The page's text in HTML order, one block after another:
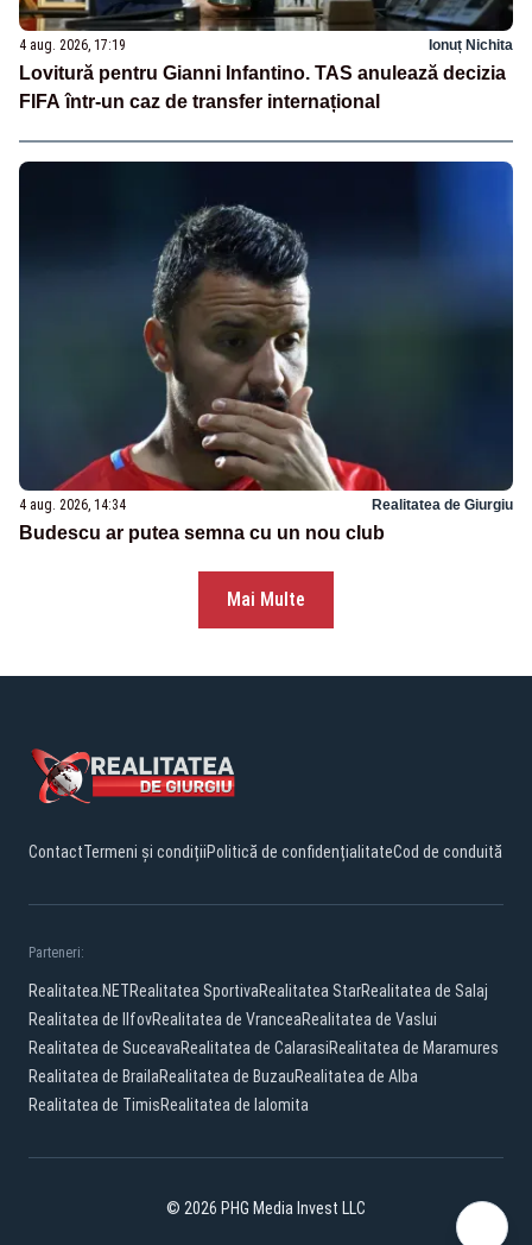
4 aug. 2026, 17:19 Ionuț Nichita
Lovitură pentru Gianni Infantino. TAS anulează decizia
FIFA într-un caz de transfer internațional
4 aug. 2026, 14:34 Realitatea de Giurgiu
Budescu ar putea semna cu un nou club
Mai Multe
ContactTermeni și condițiiPolitică de confidențialitateCod de conduită
Parteneri:
Realitatea.NETRealitatea SportivaRealitatea StarRealitatea de Salaj
Realitatea de IlfovRealitatea de VranceaRealitatea de Vaslui
Realitatea de SuceavaRealitatea de CalarasiRealitatea de Maramures
Realitatea de BrailaRealitatea de BuzauRealitatea de Alba
Realitatea de TimisRealitatea de Ialomita
© 2026 PHG Media Invest LLC